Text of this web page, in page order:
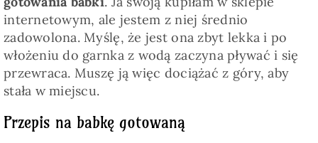
internetowym, ale jestem z niej średnio
zadowolona. Myślę, że jest ona zbyt lekka i po
włożeniu do garnka z wodą zaczyna pływać i się
przewraca. Muszę ją więc dociążać z góry, aby
stała w miejscu.
Przepis na babkę gotowaną